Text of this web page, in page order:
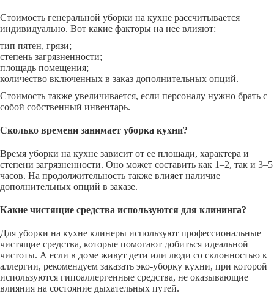
Стоимость генеральной уборки на кухне рассчитывается
индивидуально. Вот какие факторы на нее влияют:
тип пятен, грязи;
степень загрязненности;
площадь помещения;
количество включенных в заказ дополнительных опций.
Стоимость также увеличивается, если персоналу нужно брать с
собой собственный инвентарь.
Сколько времени занимает уборка кухни?
Время уборки на кухне зависит от ее площади, характера и
степени загрязненности. Оно может составить как 1–2, так и 3–5
часов. На продолжительность также влияет наличие
дополнительных опций в заказе.
Какие чистящие средства используются для клининга?
Для уборки на кухне клинеры используют профессиональные
чистящие средства, которые помогают добиться идеальной
чистоты. А если в доме живут дети или люди со склонностью к
аллергии, рекомендуем заказать эко-уборку кухни, при которой
используются гипоаллергенные средства, не оказывающие
влияния на состояние дыхательных путей.